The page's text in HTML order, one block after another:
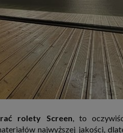
rolety Screen, to
najwyższej jakości,